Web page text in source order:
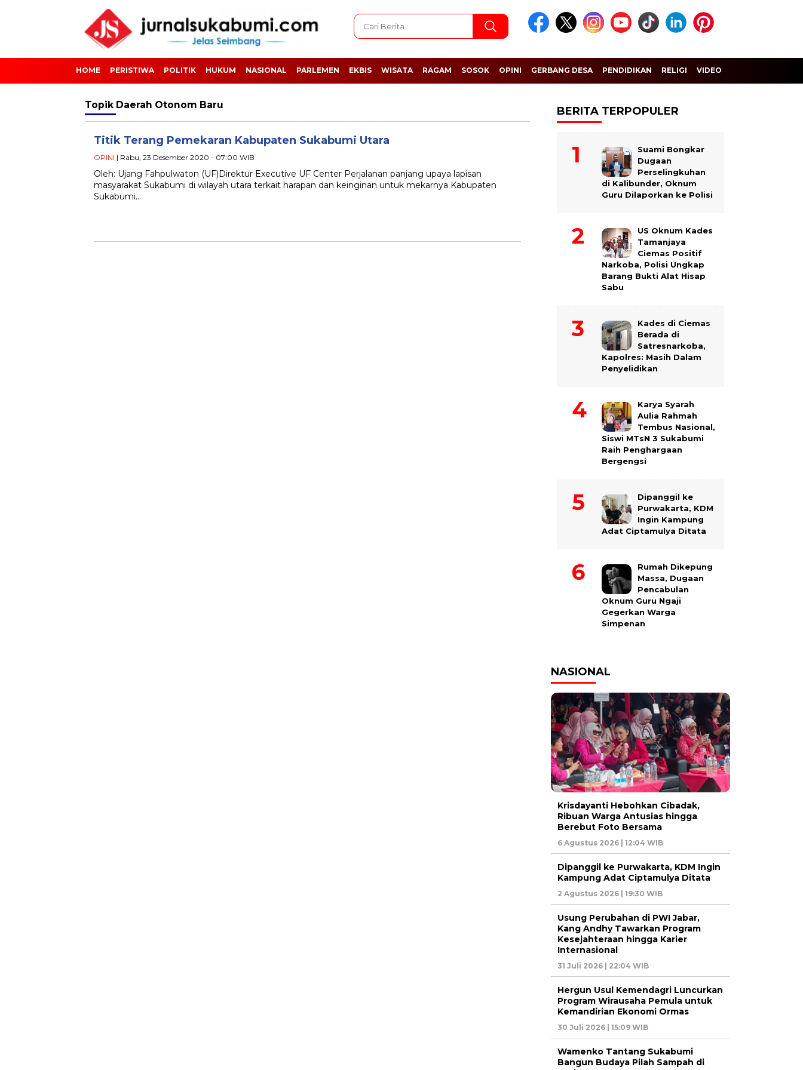
HOME PERISTIWA POLITIK HUKUM NASIONAL PARLEMEN EKBIS WISATA RAGAM SOSOK OPINI GERBANG DESA PENDIDIKAN RELIGI VIDEO
Topik Daerah Otonom Baru
Titik Terang Pemekaran Kabupaten Sukabumi Utara
OPINI | Rabu, 23 Desember 2020 - 07:00 WIB
Oleh: Ujang Fahpulwaton (UF)Direktur Executive UF Center Perjalanan panjang upaya lapisan
masyarakat Sukabumi di wilayah utara terkait harapan dan keinginan untuk mekarnya Kabupaten
Sukabumi…
BERITA TERPOPULER
Suami Bongkar
Dugaan
Perselingkuhan
di Kalibunder, Oknum
Guru Dilaporkan ke Polisi
US Oknum Kades
Tamanjaya
Ciemas Positif
Narkoba, Polisi Ungkap
Barang Bukti Alat Hisap
Sabu
Kades di Ciemas
Berada di
Satresnarkoba,
Kapolres: Masih Dalam
Penyelidikan
Karya Syarah
Aulia Rahmah
Tembus Nasional,
Siswi MTsN 3 Sukabumi
Raih Penghargaan
Bergengsi
Dipanggil ke
Purwakarta, KDM
Ingin Kampung
Adat Ciptamulya Ditata
Rumah Dikepung
Massa, Dugaan
Pencabulan
Oknum Guru Ngaji
Gegerkan Warga
Simpenan
NASIONAL
Krisdayanti Hebohkan Cibadak,
Ribuan Warga Antusias hingga
Berebut Foto Bersama
6 Agustus 2026 | 12:04 WIB
Dipanggil ke Purwakarta, KDM Ingin
Kampung Adat Ciptamulya Ditata
2 Agustus 2026 | 19:30 WIB
Usung Perubahan di PWI Jabar,
Kang Andhy Tawarkan Program
Kesejahteraan hingga Karier
Internasional
31 Juli 2026 | 22:04 WIB
Hergun Usul Kemendagri Luncurkan
Program Wirausaha Pemula untuk
Kemandirian Ekonomi Ormas
30 Juli 2026 | 15:09 WIB
Wamenko Tantang Sukabumi
Bangun Budaya Pilah Sampah di